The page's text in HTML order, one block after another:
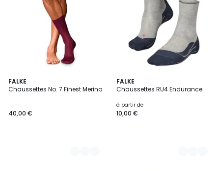
FALKE
Chaussettes No. 7 Finest Merino
40,00 €
5
Couleurs
FALKE
Chaussettes RU4 Endurance
à partir de
10,00 €
11
Couleurs